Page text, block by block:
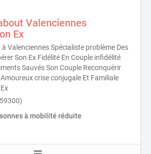
Valenciennes
Ex
Valenciennes Spécialiste problème Des
Son Ex Fidélité En Couple infidélité
Sauvés Son Couple Reconquérir
crise conjugale Et Familiale
à mobilité réduite